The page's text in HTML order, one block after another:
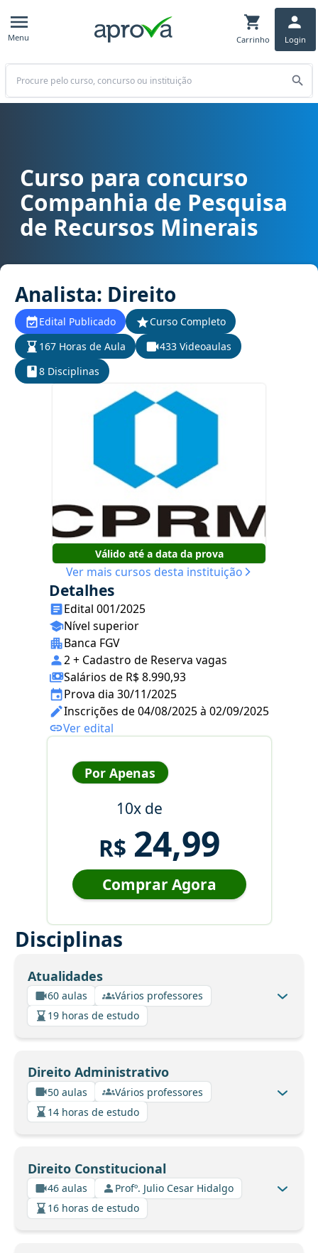
Menu Carrinho Login
Buscar
Curso para concurso CPRM - Companhia de Pesquisa de
Curso para concurso
Companhia de Pesquisa
de Recursos Minerais
Analista: Direito
Edital Publicado
Curso Completo
167 Horas de Aula
433 Videoaulas
8 Disciplinas
Válido até a data da prova
Ver mais cursos desta instituição
Detalhes
Edital 001/2025
Nível superior
Banca FGV
2 + Cadastro de Reserva vagas
Salários de R$ 8.990,93
Prova dia 30/11/2025
Inscrições de 04/08/2025 à 02/09/2025
Ver edital
Por Apenas
10x de
R$ 24,99
Comprar Agora
Disciplinas
Atualidades
60 aulas
Vários professores
19 horas de estudo
Direito Administrativo
50 aulas
Vários professores
14 horas de estudo
Direito Constitucional
46 aulas
Profº. Julio Cesar Hidalgo
16 horas de estudo